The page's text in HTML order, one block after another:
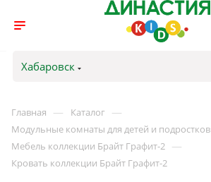
Хабаровск
Главная — Каталог —
Модульные комнаты для детей и подростков
Мебель коллекции Брайт Графит-2 —
Кровать коллекции Брайт Графит-2